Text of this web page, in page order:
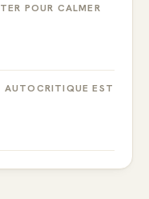
POUR CALMER
AUTOCRITIQUE EST